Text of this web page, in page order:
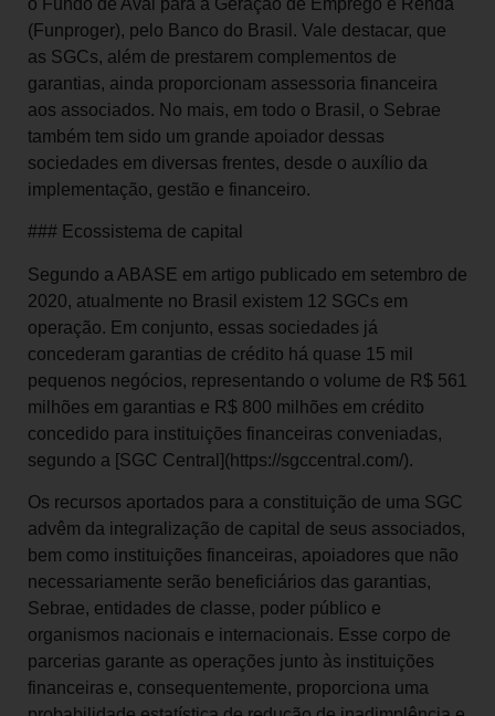
(Funproger), pelo Banco do Brasil. Vale destacar, que
as SGCs, além de prestarem complementos de
garantias, ainda proporcionam assessoria financeira
aos associados. No mais, em todo o Brasil, o Sebrae
também tem sido um grande apoiador dessas
sociedades em diversas frentes, desde o auxílio da
implementação, gestão e financeiro.
### Ecossistema de capital
Segundo a ABASE em artigo publicado em setembro de
2020, atualmente no Brasil existem 12 SGCs em
operação. Em conjunto, essas sociedades já
concederam garantias de crédito há quase 15 mil
pequenos negócios, representando o volume de R$ 561
milhões em garantias e R$ 800 milhões em crédito
concedido para instituições financeiras conveniadas,
segundo a [SGC Central](https://sgccentral.com/).
Os recursos aportados para a constituição de uma SGC
advêm da integralização de capital de seus associados,
bem como instituições financeiras, apoiadores que não
necessariamente serão beneficiários das garantias,
Sebrae, entidades de classe, poder público e
organismos nacionais e internacionais. Esse corpo de
parcerias garante as operações junto às instituições
financeiras e, consequentemente, proporciona uma